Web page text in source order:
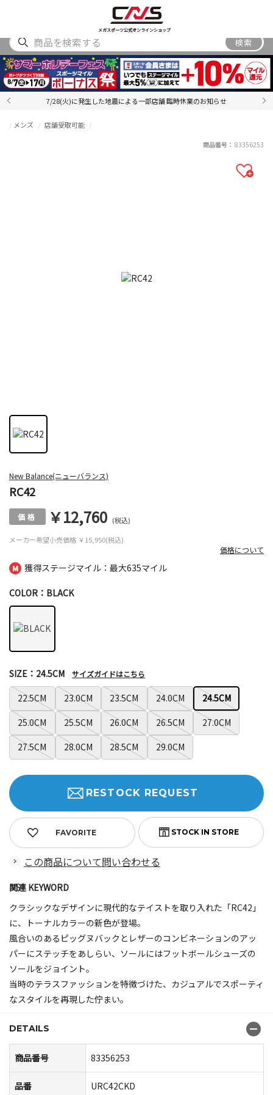
メガスポーツ公式オンラインショップ
ACCESSORY
検索
7/28(火)に発生した地震による一部店舗 臨時休業のお知らせ
獲得ステージマイル：最大635マイル
New Balance(ニューバランス)
RC42
メンズ 店舗受取可能
メーカー希望小売価格 ￥15,950(税込)
￥12,760 (税込)
価格について
商品番号： 83356253
COLOR：BLACK
22.5CM 23.0CM 23.5CM 24.0CM
24.5CM
25.0CM
25.5CM 26.0CM 26.5CM
27.0CM
27.5CM
28.0CM 28.5CM 29.0CM
SIZE：24.5CM サイズガイドはこちら
FAVORITE
RESTOCK REQUEST
この商品について問い合わせる
関連 KEYWORD
クラシックなデザインに現代的なテイストを取り入れた「RC42」
に、トーナルカラーの新色が登場。
風合いのあるピッグヌバックとレザーのコンビネーションのアッ
パーにステッチをあしらい、ソールにはフットボールシューズの
ソールをジョイント。
当時のテラスファッションを特徴づけた、カジュアルでスポーティ
なスタイルを再現した佇まい。
DETAILS
商品番号 83356253
品番 URC42CKD